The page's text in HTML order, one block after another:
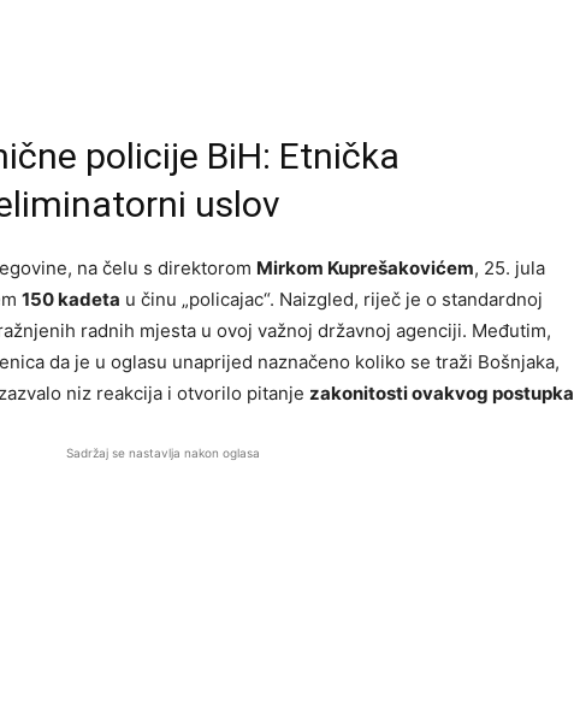
policije BiH: Etnička
uslov
na čelu s direktorom Mirkom Kuprešakovićem, 25. jula
150 kadeta u činu „policajac“. Naizgled, riječ je o standardnoj
radnih mjesta u ovoj važnoj državnoj agenciji. Međutim,
da je u oglasu unaprijed naznačeno koliko se traži Bošnjaka,
niz reakcija i otvorilo pitanje zakonitosti ovakvog postupka
Sadržaj se nastavlja nakon oglasa